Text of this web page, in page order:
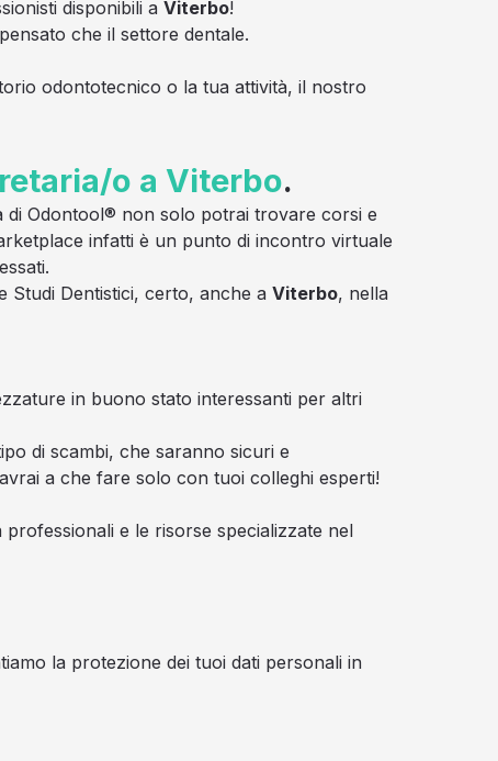
disponibili a Viterbo!
che il settore dentale.
odontotecnico o la tua attività, il nostro
o a Viterbo.
di Odontool® non solo potrai trovare corsi e
infatti è un punto di incontro virtuale
Studi Dentistici, certo, anche a Viterbo, nella
in buono stato interessanti per altri
di scambi, che saranno sicuri e
a che fare solo con tuoi colleghi esperti!
e le risorse specializzate nel
la protezione dei tuoi dati personali in